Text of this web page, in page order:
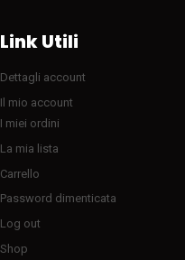
Link Utili
Dettagli account
Il mio account
I miei ordini
La mia lista
Carrello
Password dimenticata
Log out
Shop